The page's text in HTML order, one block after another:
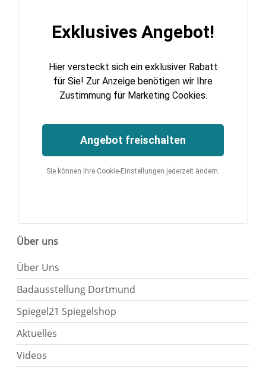
Exklusives Angebot!
Hier versteckt sich ein exklusiver Rabatt
für Sie! Zur Anzeige benötigen wir Ihre
Zustimmung für Marketing Cookies.
Angebot freischalten
Sie können Ihre Cookie-Einstellungen jederzeit ändern.
Über uns
Über Uns
Badausstellung Dortmund
Spiegel21 Spiegelshop
Aktuelles
Videos